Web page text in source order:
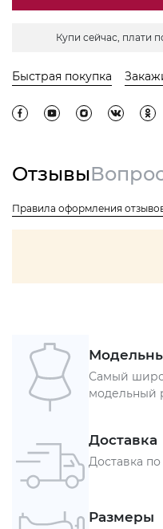
Купи сейчас, плати
Быстрая покупка
Отзывы
Правила оформления
Самый
модельный
Доставка
Доставка
Размеры